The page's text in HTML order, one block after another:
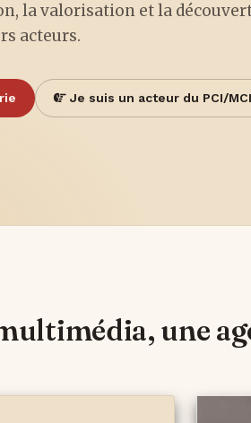
la valorisation et la
acteurs.
Je suis un acteur du PCI/MCI
une